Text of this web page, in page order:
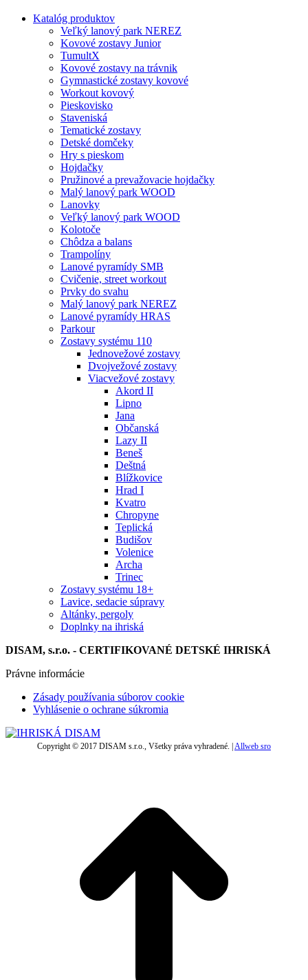
Katalóg produktov
Veľký lanový park NEREZ
Kovové zostavy Junior
TumultX
Kovové zostavy na trávnik
Gymnastické zostavy kovové
Workout kovový
Pieskovisko
Staveniská
Tematické zostavy
Detské domčeky
Hry s pieskom
Hojdačky
Pružinové a prevažovacie hojdačky
Malý lanový park WOOD
Lanovky
Veľký lanový park WOOD
Kolotoče
Chôdza a balans
Trampolíny
Lanové pyramídy SMB
Cvičenie, street workout
Prvky do svahu
Malý lanový park NEREZ
Lanové pyramídy HRAS
Parkour
Zostavy systému 110
Jednovežové zostavy
Dvojvežové zostavy
Viacvežové zostavy
Akord II
Lipno
Jana
Občanská
Lazy II
Beneš
Deštná
Blížkovice
Hrad I
Kvatro
Chropyne
Teplická
Budišov
Volenice
Archa
Trinec
Zostavy systému 18+
Lavice, sedacie súpravy
Altánky, pergoly
Doplnky na ihriská
DISAM, s.r.o. - CERTIFIKOVANÉ DETSKÉ IHRISKÁ
Právne informácie
Zásady používania súborov cookie
Vyhlásenie o ochrane súkromia
Copyright © 2017 DISAM s.r.o., Všetky práva vyhradené. |Allweb sro